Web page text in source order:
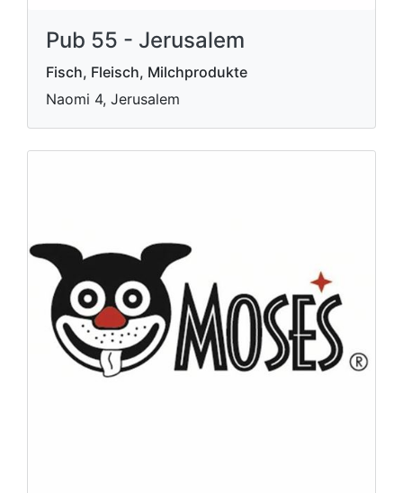
Pub 55 - Jerusalem
Fisch, Fleisch, Milchprodukte
Naomi 4, Jerusalem